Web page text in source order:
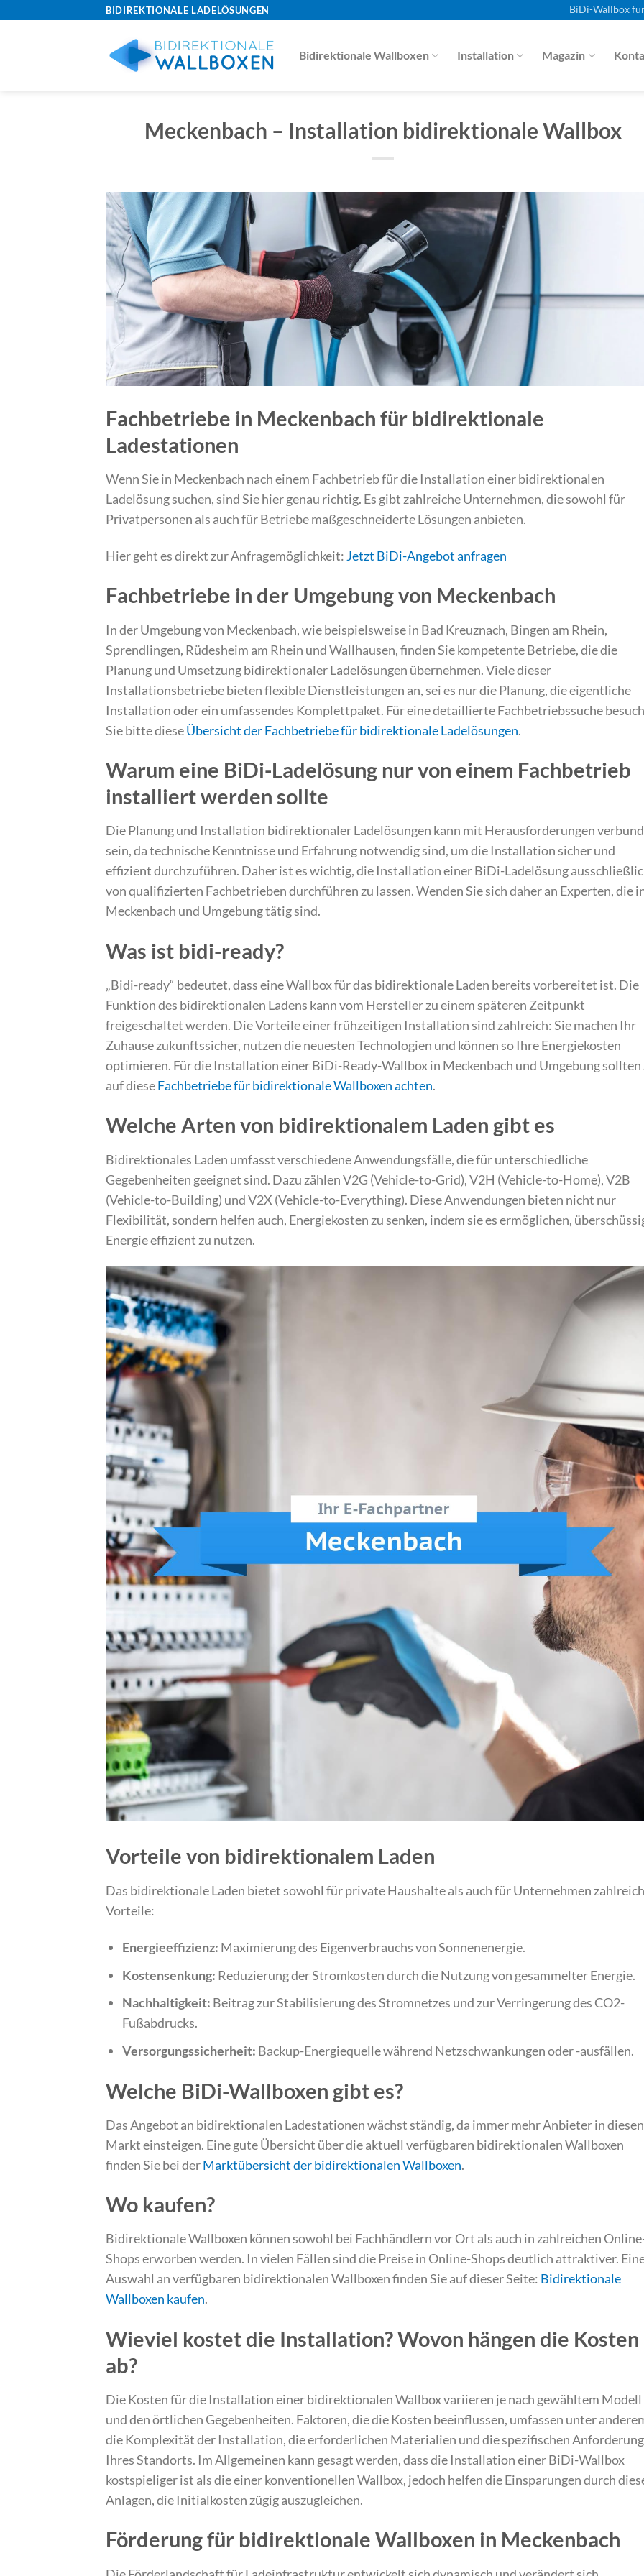
BIDIREKTIONALE LADELÖSUNGEN BiDi-Wallbox
Bidirektionale Wallboxen Installation Magazin
Meckenbach – Installation bidirektionale Wallbox
Fachbetriebe in Meckenbach für bidirektionale
Ladestationen
Wenn Sie in Meckenbach nach einem Fachbetrieb für die Installation einer bidirektionalen
Ladelösung suchen, sind Sie hier genau richtig. Es gibt zahlreiche Unternehmen, die sowohl für
Privatpersonen als auch für Betriebe maßgeschneiderte Lösungen anbieten.
Hier geht es direkt zur Anfragemöglichkeit: Jetzt BiDi-Angebot anfragen
Fachbetriebe in der Umgebung von Meckenbach
In der Umgebung von Meckenbach, wie beispielsweise in Bad Kreuznach, Bingen am Rhein,
Sprendlingen, Rüdesheim am Rhein und Wallhausen, finden Sie kompetente Betriebe, die die
Planung und Umsetzung bidirektionaler Ladelösungen übernehmen. Viele dieser
Installationsbetriebe bieten flexible Dienstleistungen an, sei es nur die Planung, die eigentliche
Installation oder ein umfassendes Komplettpaket. Für eine detaillierte Fachbetriebssuche
Sie bitte dieseÜbersicht der Fachbetriebe für bidirektionale Ladelösungen.
Warum eine BiDi-Ladelösung nur von einem Fachbetrieb
installiert werden sollte
Die Planung und Installation bidirektionaler Ladelösungen kann mit Herausforderungen
sein, da technische Kenntnisse und Erfahrung notwendig sind, um die Installation sicher und
effizient durchzuführen. Daher ist es wichtig, die Installation einer BiDi-Ladelösung
von qualifizierten Fachbetrieben durchführen zu lassen. Wenden Sie sich daher an Experten, die
Meckenbach und Umgebung tätig sind.
Was ist bidi-ready?
„Bidi-ready“ bedeutet, dass eine Wallbox für das bidirektionale Laden bereits vorbereitet ist. Die
Funktion des bidirektionalen Ladens kann vom Hersteller zu einem späteren Zeitpunkt
freigeschaltet werden. Die Vorteile einer frühzeitigen Installation sind zahlreich: Sie machen Ihr
Zuhause zukunftssicher, nutzen die neuesten Technologien und können so Ihre Energiekosten
optimieren. Für die Installation einer BiDi-Ready-Wallbox in Meckenbach und Umgebung sollten
auf dieseFachbetriebe für bidirektionale Wallboxen achten.
Welche Arten von bidirektionalem Laden gibt es
Bidirektionales Laden umfasst verschiedene Anwendungsfälle, die für unterschiedliche
Gegebenheiten geeignet sind. Dazu zählen V2G (Vehicle-to-Grid), V2H (Vehicle-to-Home), V2B
(Vehicle-to-Building) und V2X (Vehicle-to-Everything). Diese Anwendungen bieten nicht nur
Flexibilität, sondern helfen auch, Energiekosten zu senken, indem sie es ermöglichen,
Energie effizient zu nutzen.
Vorteile von bidirektionalem Laden
Das bidirektionale Laden bietet sowohl für private Haushalte als auch für Unternehmen
Vorteile:
Energieeffizienz: Maximierung des Eigenverbrauchs von Sonnenenergie.
Kostensenkung: Reduzierung der Stromkosten durch die Nutzung von gesammelter Energie.
Nachhaltigkeit: Beitrag zur Stabilisierung des Stromnetzes und zur Verringerung des CO2-
Fußabdrucks.
Versorgungssicherheit: Backup-Energiequelle während Netzschwankungen oder -ausfällen.
Welche BiDi-Wallboxen gibt es?
Das Angebot an bidirektionalen Ladestationen wächst ständig, da immer mehr Anbieter in diesen
Markt einsteigen. Eine gute Übersicht über die aktuell verfügbaren bidirektionalen Wallboxen
finden Sie bei derMarktübersicht der bidirektionalen Wallboxen.
Wo kaufen?
Bidirektionale Wallboxen können sowohl bei Fachhändlern vor Ort als auch in zahlreichen
Shops erworben werden. In vielen Fällen sind die Preise in Online-Shops deutlich attraktiver.
Auswahl an verfügbaren bidirektionalen Wallboxen finden Sie auf dieser Seite: Bidirektionale
Wallboxen kaufen.
Wieviel kostet die Installation? Wovon hängen die Kosten
ab?
Die Kosten für die Installation einer bidirektionalen Wallbox variieren je nach gewähltem Modell
und den örtlichen Gegebenheiten. Faktoren, die die Kosten beeinflussen, umfassen unter
die Komplexität der Installation, die erforderlichen Materialien und die spezifischen
Ihres Standorts. Im Allgemeinen kann gesagt werden, dass die Installation einer BiDi-Wallbox
kostspieliger ist als die einer konventionellen Wallbox, jedoch helfen die Einsparungen durch
Anlagen, die Initialkosten zügig auszugleichen.
Förderung für bidirektionale Wallboxen in Meckenbach